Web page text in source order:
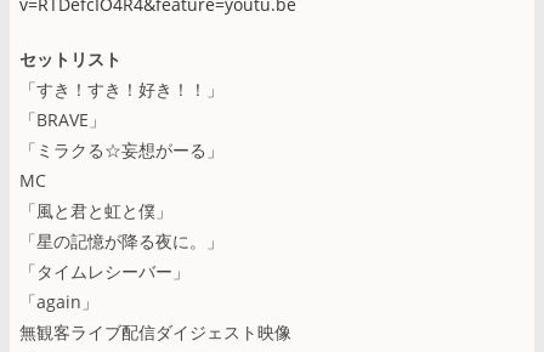
セットリスト
「すき！すき！好き！！」
「BRAVE」
「ミラクる☆妄想がーる」
MC
「風と君と虹と僕」
「星の記憶が降る夜に。」
「タイムレシーバー」
「again」
無観客ライブ配信ダイジェスト映像